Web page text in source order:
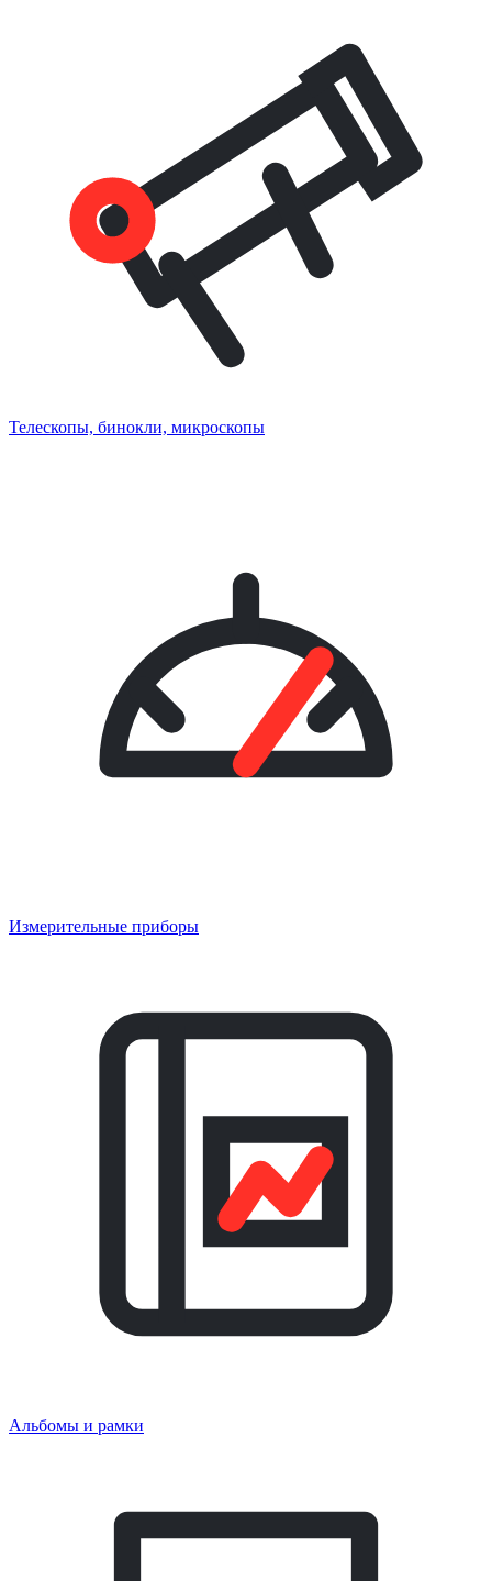
Телескопы, бинокли, микроскопы
Измерительные приборы
Альбомы и рамки